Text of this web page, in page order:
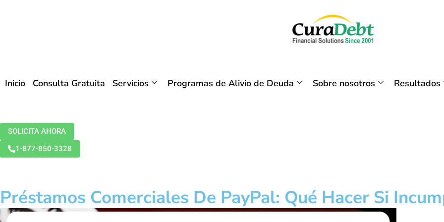
Inicio Consulta Gratuita Servicios Programas de Alivio de Deuda Sobre nosotros Resultados
SOLICITA AHORA
1-877-850-3328
Préstamos Comerciales De PayPal: Qué Hacer Si